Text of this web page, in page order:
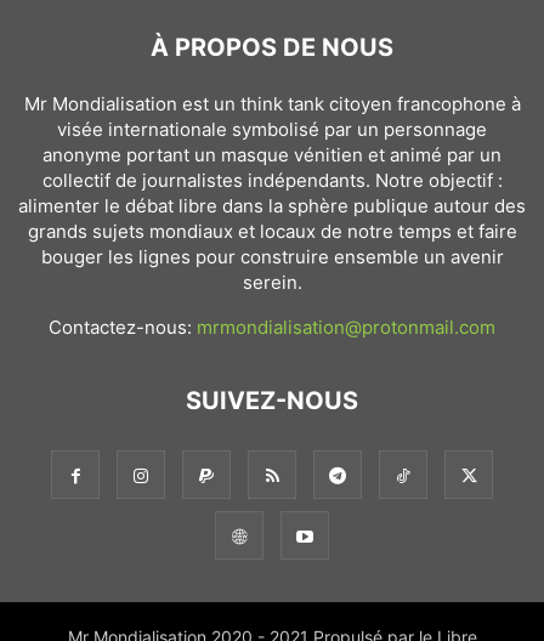
À PROPOS DE NOUS
Mr Mondialisation est un think tank citoyen francophone à
visée internationale symbolisé par un personnage
anonyme portant un masque vénitien et animé par un
collectif de journalistes indépendants. Notre objectif :
alimenter le débat libre dans la sphère publique autour des
grands sujets mondiaux et locaux de notre temps et faire
bouger les lignes pour construire ensemble un avenir
serein.
Contactez-nous: mrmondialisation@protonmail.com
SUIVEZ-NOUS
Mr Mondialisation 2020 - 2021 Propulsé par le Libre